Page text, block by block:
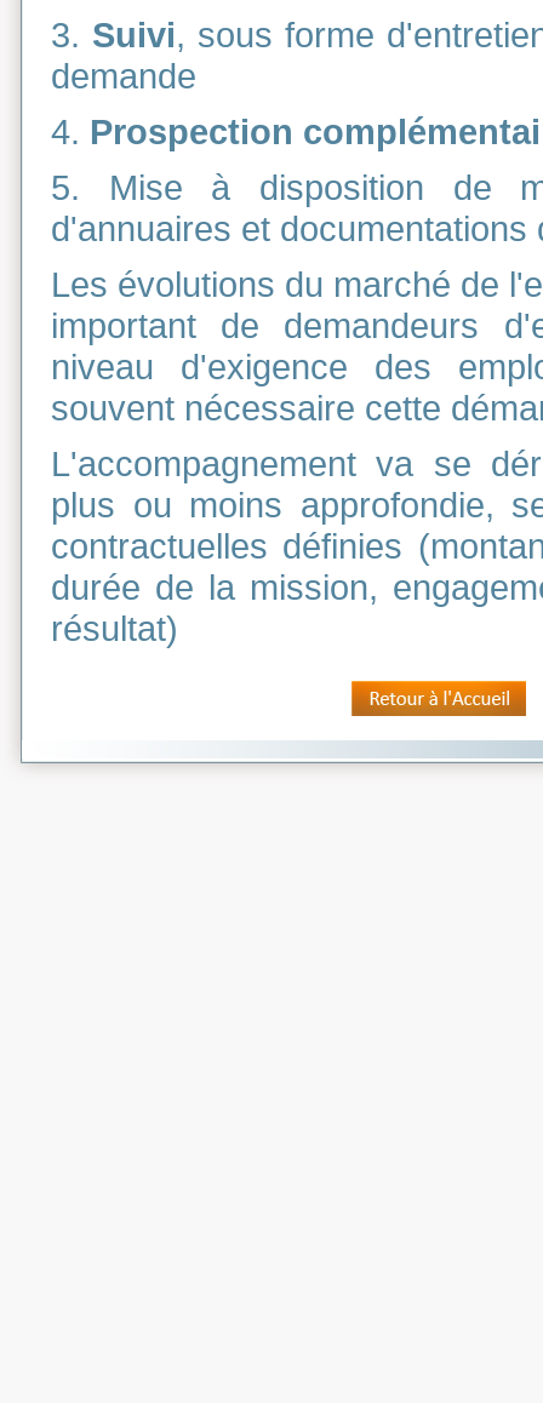
3. Suivi, sous forme
demande
4. Prospection
5. Mise à disposition de
d'annuaires et documentations
Les évolutions du marché de
important de demandeurs
niveau d'exigence des
souvent nécessaire cette
L'accompagnement va se
plus ou moins approfondie,
contractuelles définies
durée de la mission,
résultat)